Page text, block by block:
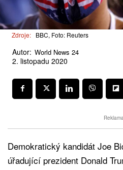
Zdroje: BBC, Foto: Reuters
Autor: World News 24
2. listopadu 2020
Reklama
Demokratický kandidát Joe
úřadující prezident Donald